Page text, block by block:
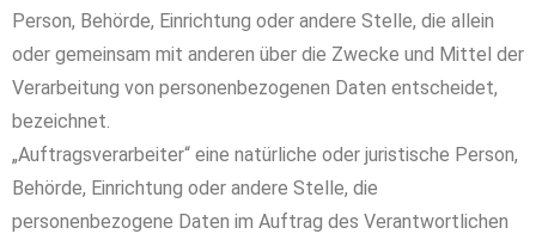
Person, Behörde, Einrichtung oder andere Stelle, die allein
oder gemeinsam mit anderen über die Zwecke und Mittel der
Verarbeitung von personenbezogenen Daten entscheidet,
bezeichnet.
„Auftragsverarbeiter“ eine natürliche oder juristische Person,
Behörde, Einrichtung oder andere Stelle, die
personenbezogene Daten im Auftrag des Verantwortlichen